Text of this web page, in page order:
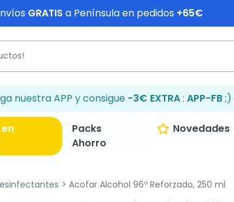
GRATIS a Península en pedidos +65€
nuestra APP y consigue -3€ EXTRA: APP-FB;)
Packs
Ahorro
Novedades
Acofar Alcohol 96º Reforzado, 250 ml